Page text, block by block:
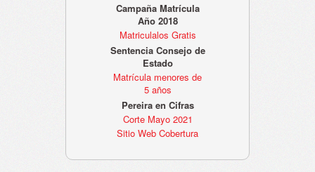
Campaña Matrícula
Año 2018
Matriculalos Gratis
Sentencia Consejo de
Estado
Matrícula menores de
5 años
Pereira en Cifras
Corte Mayo 2021
Sitio Web Cobertura